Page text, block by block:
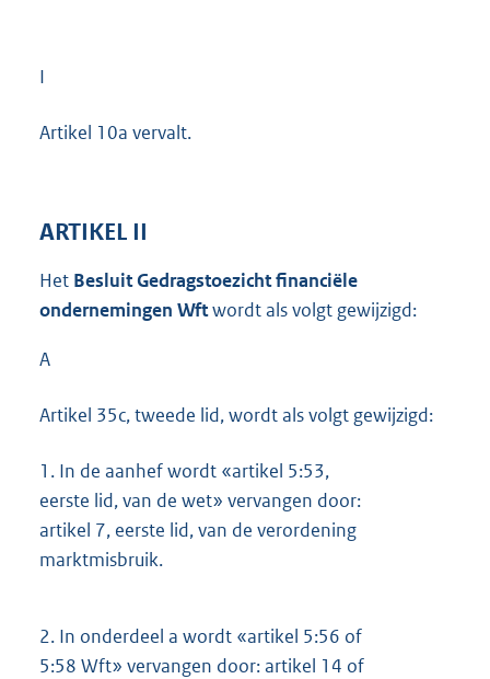
I
Artikel 10a vervalt.
ARTIKEL II
Het Besluit Gedragstoezicht financiële
ondernemingen Wftwordt als volgt gewijzigd:
A
Artikel 35c, tweede lid, wordt als volgt gewijzigd:
1. In de aanhef wordt «artikel 5:53,
eerste lid, van de wet» vervangen door:
artikel 7, eerste lid, van de verordening
marktmisbruik.
2. In onderdeel a wordt «artikel 5:56 of
5:58 Wft» vervangen door: artikel 14 of